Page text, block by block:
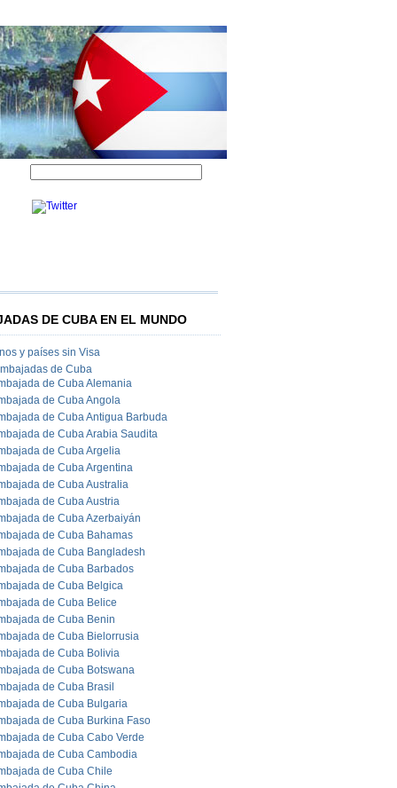
DE CUBA EN EL MUNDO
y países sin Visa
de Cuba
de Cuba Alemania
de Cuba Angola
de Cuba Antigua Barbuda
de Cuba Arabia Saudita
de Cuba Argelia
de Cuba Argentina
de Cuba Australia
de Cuba Austria
de Cuba Azerbaiyán
de Cuba Bahamas
de Cuba Bangladesh
de Cuba Barbados
de Cuba Belgica
de Cuba Belice
de Cuba Benin
de Cuba Bielorrusia
de Cuba Bolivia
de Cuba Botswana
de Cuba Brasil
de Cuba Bulgaria
de Cuba Burkina Faso
de Cuba Cabo Verde
de Cuba Cambodia
de Cuba Chile